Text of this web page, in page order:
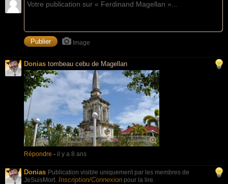
Image
Donias tombeau cebu de Magellan
Répondre - il y a 8 ans
Donias Publication visible uniquement par les membres de
JeSuisMort. Inscription/Connexion pour la lire.